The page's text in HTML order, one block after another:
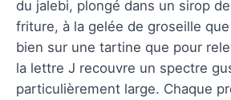
du jalebi, plongé dans un sirop
friture, à la gelée de groseille
bien sur une tartine que pour
la lettre J recouvre un spectre
particulièrement large. Chaque